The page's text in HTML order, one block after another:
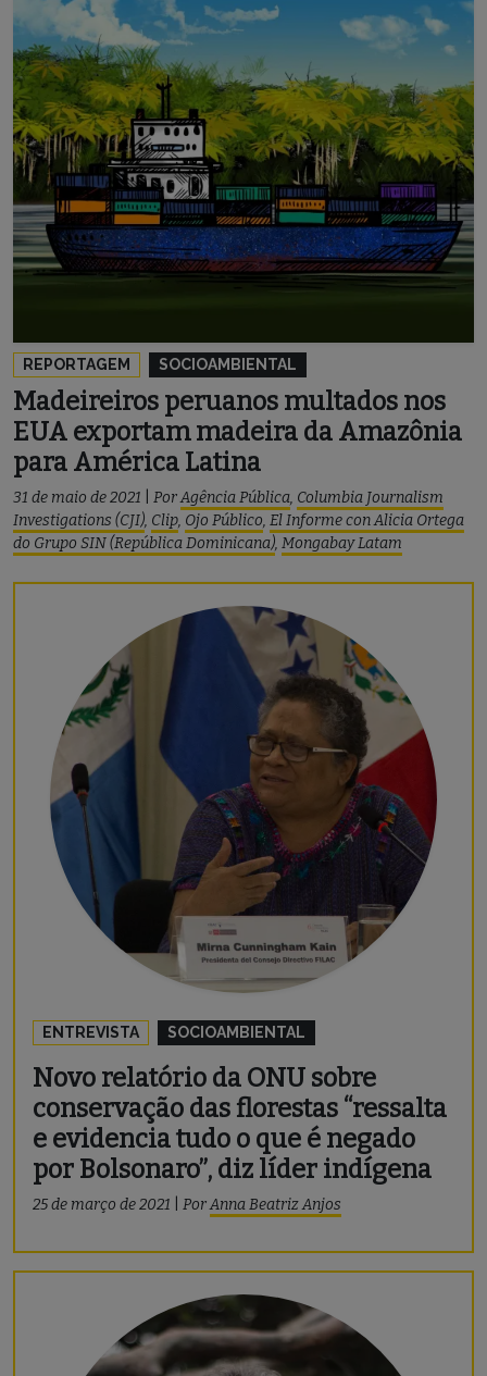
REPORTAGEM SOCIOAMBIENTAL
Madeireiros peruanos multados nos
EUA exportam madeira da Amazônia
para América Latina
31 de maio de 2021 PorAgência Pública, Columbia Journalism
Investigations (CJI), Clip, Ojo Público, El Informe con Alicia Ortega
do Grupo SIN (República Dominicana), Mongabay Latam
ENTREVISTA SOCIOAMBIENTAL
Novo relatório da ONU sobre
conservação das florestas “ressalta
e evidencia tudo o que é negado
por Bolsonaro”, diz líder indígena
25 de março de 2021 PorAnna Beatriz Anjos